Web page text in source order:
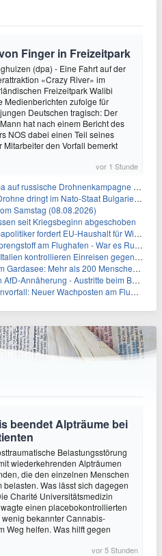
Finger in Freizeitpark
(dpa) - Eine Fahrt auf der
«Crazy River» im
Freizeitpark Walibi
Medienberichten zufolge für
Deutschen tragisch: Der
hat nach einem Bericht des
NOS dabei einen Teil seines
den Vorfall bemerkt
vor 1 Stunde
Drohnenkampagne unzureichend vorbereitet
dringt im Nato-Staat Bulgarien ein
Samstag (08.08.2026)
seit Kriegsbeginn abgeschoben
fordert EU-Haushalt für Wirtschaftsumbau
am Flughafen - War es Russland?
kontrollieren Einreisen gegenseitig
Mehr als 200 Menschen evakuiert
- Austritte beim BSW Sachsen-Anhalt
Neuer Wachposten am Flughafen
beendet Alpträume bei
Belastungsstörung
wiederkehrenden Alpträumen
die den einzelnen Menschen
belasten. Was lässt sich dagegen
Charité Universitätsmedizin
einen placebokontrollierten
bekannter Cannabis-
Weg helfen. Was hilft gegen
vor 5 Stunden